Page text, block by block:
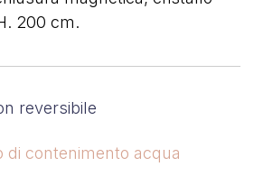
200 cm.
reversibile
di contenimento acqua